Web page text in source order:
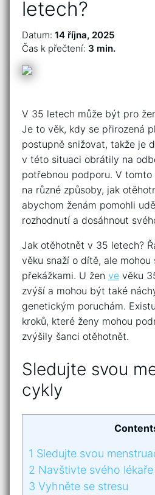
letech?
Datum: 14 října, 2025
Čas k přečtení: 3 min.
V 35 letech může být pro
Je to věk, kdy se přirozená
postupně snižovat, takže je
v této situaci obrátily na
potřebnou podporu. V
na různé způsoby, jak
abychom ženám pomohli
rozhodnutí a dosáhnout
Jak otěhotnět v 35 letech?
věku snaží o dítě, ale
překážkami. U žen ve věku
zvýší a mohou být také
genetickým poruchám.
kroků, které ženy mohou
zvýšily šanci otěhotnět.
Sledujte svou
cykly
1 Sledujte svou
2 Navštivte svého lékaře
3 Vyhněte se stresu